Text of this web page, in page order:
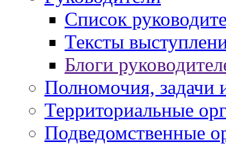
Список
Тексты
Блоги
Полномочия, задачи
Территориальные
Подведомственные